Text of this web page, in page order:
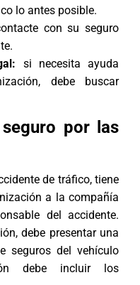
lo antes posible.
con su seguro
si necesita ayuda
debe buscar
por las
de tráfico, tiene
a la compañía
del accidente.
debe presentar una
seguros del vehículo
debe incluir los